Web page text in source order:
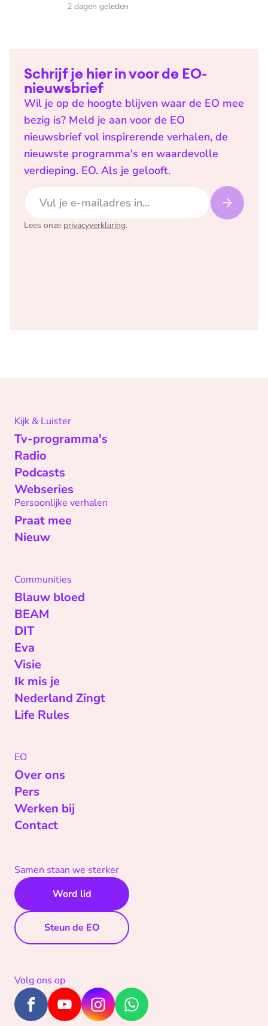
2 dagen geleden
Schrijf je hier in voor de EO-
nieuwsbrief
Wil je op de hoogte blijven waar de EO mee
bezig is? Meld je aan voor de EO
nieuwsbrief vol inspirerende verhalen, de
nieuwste programma's en waardevolle
verdieping. EO. Als je gelooft.
Lees onze privacyverklaring.
Kijk & Luister
Tv-programma's
Radio
Podcasts
Webseries
Persoonlijke verhalen
Praat mee
Nieuw
Communities
Blauw bloed
BEAM
DIT
Eva
Visie
Ik mis je
Nederland Zingt
Life Rules
EO
Over ons
Pers
Werken bij
Contact
Samen staan we sterker
Word lid
Steun de EO
Volg ons op